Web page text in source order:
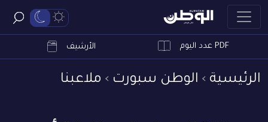
PDF عدد اليوم الأرشيف
الرئيسية الوطن سبورت ملاعبنا